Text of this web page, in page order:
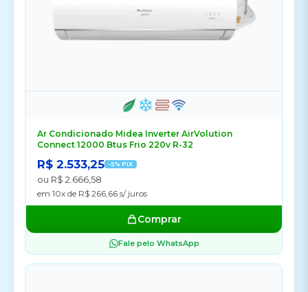
Ar Condicionado Midea Inverter AirVolution
Connect 12000 Btus Frio 220v R-32
R$ 2.533,25 -5% PIX
ou R$ 2.666,58
em 10x de R$ 266,66 s/ juros
Comprar
Fale pelo WhatsApp